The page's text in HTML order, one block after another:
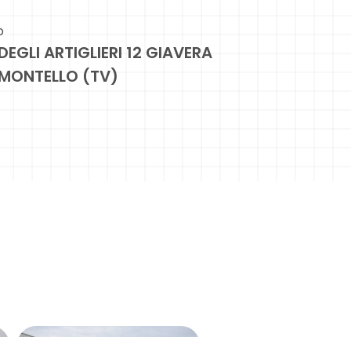
ARTIGLIERI 12 GIAVERA
(TV)